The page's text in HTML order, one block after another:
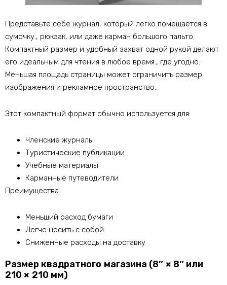
Представьте себе журнал, который легко помещается в
сумочку., рюкзак, или даже карман большого пальто.
Компактный размер и удобный захват одной рукой делают
его идеальным для чтения в любое время., где угодно.
Меньшая площадь страницы может ограничить размер
изображения и рекламное пространство..
Этот компактный формат обычно используется для:
Членские журналы
Туристические публикации
Учебные материалы
Карманные путеводители
Преимущества
Меньший расход бумаги
Легче носить с собой
Сниженные расходы на доставку
Размер квадратного магазина (8″ × 8″ или
210 × 210 мм)